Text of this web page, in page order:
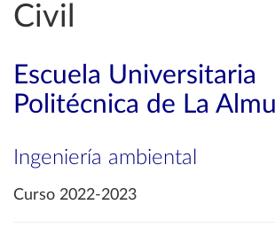
Civil
Escuela Universitaria
Politécnica de La
Ingeniería ambiental
Curso 2022-2023